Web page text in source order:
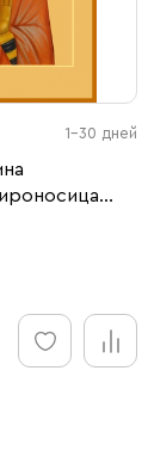
1-30 дней